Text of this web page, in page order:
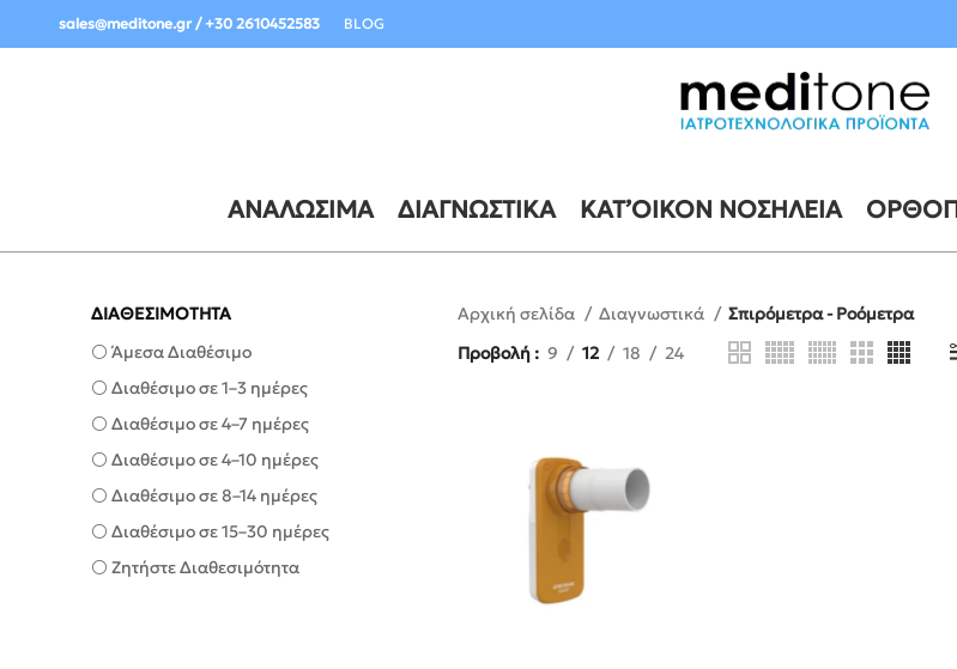
sales@meditone.gr / +30 2610452583 BLOG
ΑΝΑΛΏΣΙΜΑ ΔΙΑΓΝΩΣΤΙΚΆ ΚΑΤ’ΟΊΚΟΝ ΝΟΣΗΛΕΊΑ
ΔΙΑΘΕΣΙΜΟΤΗΤΑ
⚪ Άμεσα Διαθέσιμο
⚪ Διαθέσιμο σε 1–3 ημέρες
⚪ Διαθέσιμο σε 4–7 ημέρες
⚪ Διαθέσιμο σε 4–10 ημέρες
⚪ Διαθέσιμο σε 8–14 ημέρες
⚪ Διαθέσιμο σε 15–30 ημέρες
⚪ Ζητήστε Διαθεσιμότητα
Αρχική σελίδα Διαγνωστικά
Σπιρόμετρα - Ροόμετρα
Προβολή
9 12 18 24